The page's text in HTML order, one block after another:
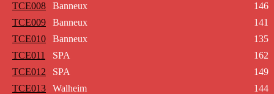
TCE008
Banneux
146
TCE009
Banneux
141
TCE010
Banneux
135
TCE011
SPA
162
TCE012
SPA
149
TCE013
Walheim
144